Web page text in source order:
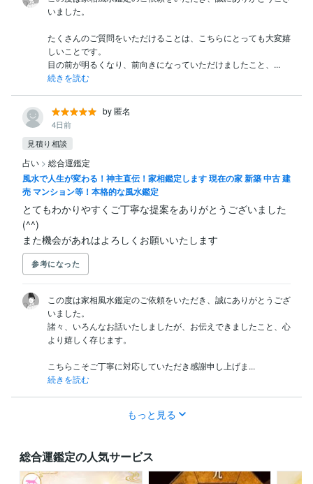
いました。
たくさんのご質問をいただけることは、こちらにとっても大変嬉
しいことです。
目の前が明るくなり、前向きになっていただけましたこと、...
続きを読む
by 匿名
4日前
見積り相談
占い > 総合運鑑定
風水で人生が変わる！神主直伝！家相鑑定します 現在の家 新築 中古 建
売 マンション等！本格的な風水鑑定
とてもわかりやすくご丁寧な提案をありがとうございました
(^^)
また機会があれはよろしくお願いいたします
参考になった
この度は家相風水鑑定のご依頼をいただき、誠にありがとうござ
いました。
諸々、いろんなお話いたしましたが、お伝えできましたこと、心
より嬉しく存じます。
こちらこそご丁寧に対応していただき感謝申し上げま...
続きを読む
もっと見る
総合運鑑定の人気サービス